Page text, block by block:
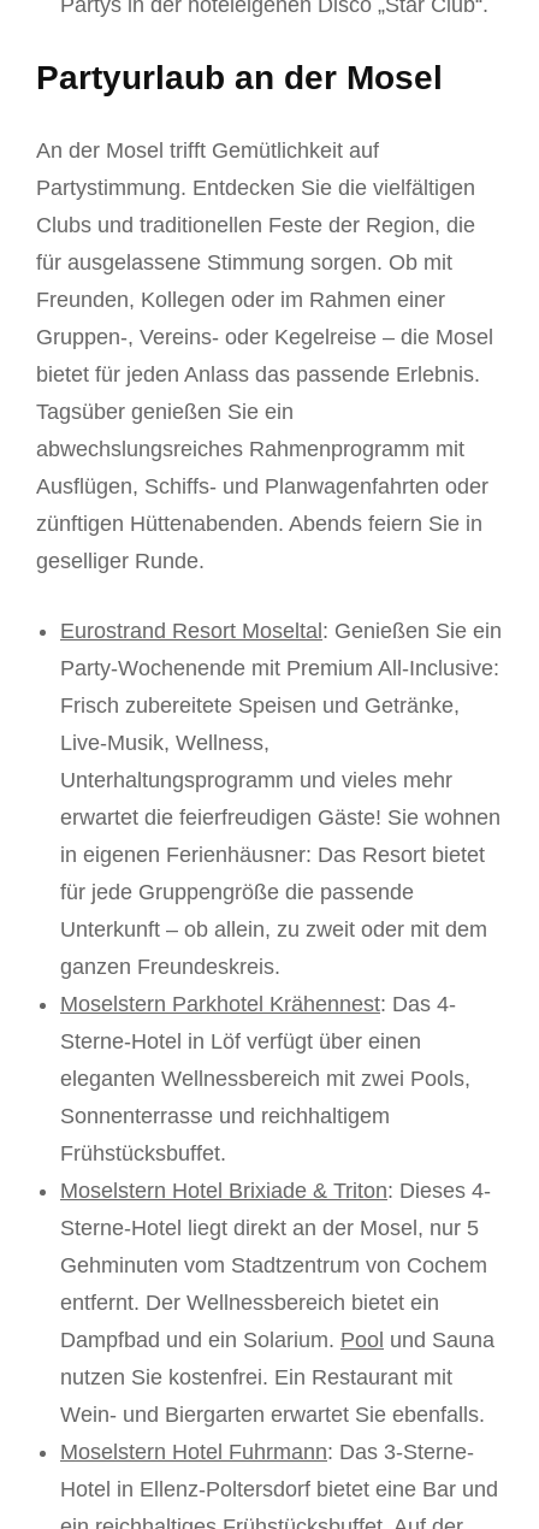
Partyurlaub an der Mosel
An der Mosel trifft Gemütlichkeit auf
Partystimmung. Entdecken Sie die vielfältigen
Clubs und traditionellen Feste der Region, die
für ausgelassene Stimmung sorgen. Ob mit
Freunden, Kollegen oder im Rahmen einer
Gruppen-, Vereins- oder Kegelreise – die Mosel
bietet für jeden Anlass das passende Erlebnis.
Tagsüber genießen Sie ein
abwechslungsreiches Rahmenprogramm mit
Ausflügen, Schiffs- und Planwagenfahrten oder
zünftigen Hüttenabenden. Abends feiern Sie in
geselliger Runde.
Eurostrand Resort Moseltal: Genießen Sie ein
Party-Wochenende mit Premium All-Inclusive:
Frisch zubereitete Speisen und Getränke,
Live-Musik, Wellness,
Unterhaltungsprogramm und vieles mehr
erwartet die feierfreudigen Gäste! Sie wohnen
in eigenen Ferienhäusner: Das Resort bietet
für jede Gruppengröße die passende
Unterkunft – ob allein, zu zweit oder mit dem
ganzen Freundeskreis.
Moselstern Parkhotel Krähennest: Das 4-
Sterne-Hotel in Löf verfügt über einen
eleganten Wellnessbereich mit zwei Pools,
Sonnenterrasse und reichhaltigem
Frühstücksbuffet.
Moselstern Hotel Brixiade & Triton: Dieses 4-
Sterne-Hotel liegt direkt an der Mosel, nur 5
Gehminuten vom Stadtzentrum von Cochem
entfernt. Der Wellnessbereich bietet ein
Dampfbad und ein Solarium. Pool und Sauna
nutzen Sie kostenfrei. Ein Restaurant mit
Wein- und Biergarten erwartet Sie ebenfalls.
Moselstern Hotel Fuhrmann: Das 3-Sterne-
Hotel in Ellenz-Poltersdorf bietet eine Bar und